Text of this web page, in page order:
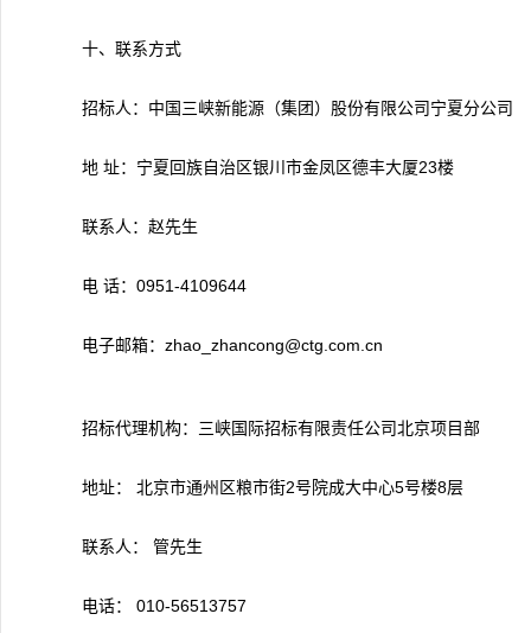
十、联系方式
招标人：中国三峡新能源（集团）股份有限公司宁夏分公司
地 址：宁夏回族自治区银川市金凤区德丰大厦23楼
联系人：赵先生
电 话：0951-4109644
电子邮箱：zhao_zhancong@ctg.com.cn
招标代理机构：三峡国际招标有限责任公司北京项目部
地址： 北京市通州区粮市街2号院成大中心5号楼8层
联系人： 管先生
电话： 010-56513757